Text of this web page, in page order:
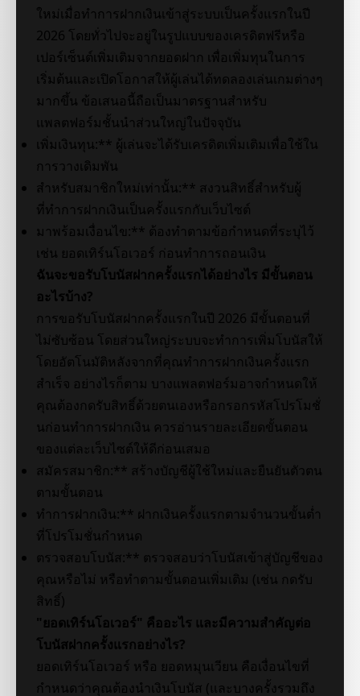
ใหม่เมื่อทำการฝากเงินเข้าสู่ระบบเป็นครั้งแรกในปี
2026 โดยทั่วไปจะอยู่ในรูปแบบของเครดิตฟรีหรือ
เปอร์เซ็นต์เพิ่มเติมจากยอดฝาก เพื่อเพิ่มทุนในการ
เริ่มต้นและเปิดโอกาสให้ผู้เล่นได้ทดลองเล่นเกมต่างๆ
มากขึ้น ข้อเสนอนี้ถือเป็นมาตรฐานสำหรับ
แพลตฟอร์มชั้นนำส่วนใหญ่ในปัจจุบัน
เพิ่มเงินทุน:** ผู้เล่นจะได้รับเครดิตเพิ่มเติมเพื่อใช้ใน
การวางเดิมพัน
สำหรับสมาชิกใหม่เท่านั้น:** สงวนสิทธิ์สำหรับผู้
ที่ทำการฝากเงินเป็นครั้งแรกกับเว็บไซต์
มาพร้อมเงื่อนไข:** ต้องทำตามข้อกำหนดที่ระบุไว้
เช่น ยอดเทิร์นโอเวอร์ ก่อนทำการถอนเงิน
ฉันจะขอรับโบนัสฝากครั้งแรกได้อย่างไร มีขั้นตอน
อะไรบ้าง?
การขอรับโบนัสฝากครั้งแรกในปี 2026 มีขั้นตอนที่
ไม่ซับซ้อน โดยส่วนใหญ่ระบบจะทำการเพิ่มโบนัสให้
โดยอัตโนมัติหลังจากที่คุณทำการฝากเงินครั้งแรก
สำเร็จ อย่างไรก็ตาม บางแพลตฟอร์มอาจกำหนดให้
คุณต้องกดรับสิทธิ์ด้วยตนเองหรือกรอกรหัสโปรโมชั่
นก่อนทำการฝากเงิน ควรอ่านรายละเอียดขั้นตอน
ของแต่ละเว็บไซต์ให้ดีก่อนเสมอ
สมัครสมาชิก:** สร้างบัญชีผู้ใช้ใหม่และยืนยันตัวตน
ตามขั้นตอน
ทำการฝากเงิน:** ฝากเงินครั้งแรกตามจำนวนขั้นต่ำ
ที่โปรโมชั่นกำหนด
ตรวจสอบโบนัส:** ตรวจสอบว่าโบนัสเข้าสู่บัญชีของ
คุณหรือไม่ หรือทำตามขั้นตอนเพิ่มเติม (เช่น กดรับ
สิทธิ์)
"ยอดเทิร์นโอเวอร์" คืออะไร และมีความสำคัญต่อ
โบนัสฝากครั้งแรกอย่างไร?
ยอดเทิร์นโอเวอร์ หรือ ยอดหมุนเวียน คือเงื่อนไขที่
กำหนดว่าคุณต้องนำเงินโบนัส (และบางครั้งรวมถึง